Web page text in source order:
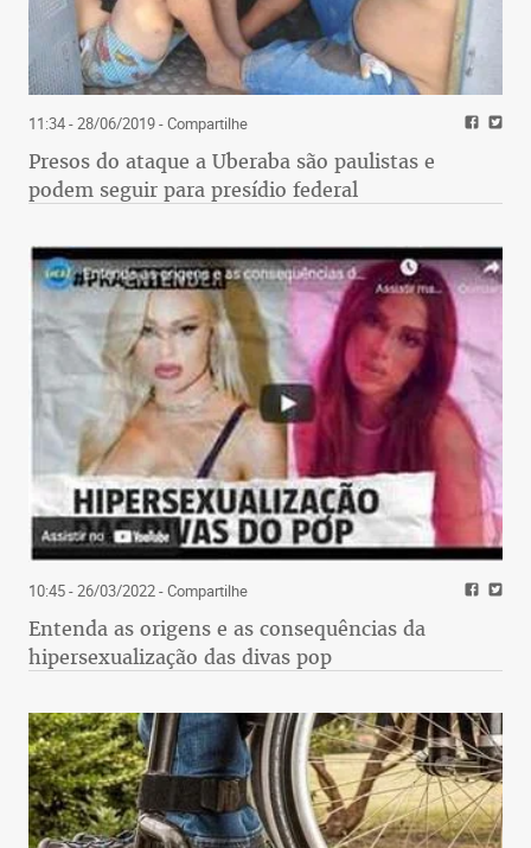
11:34 - 28/06/2019- Compartilhe
Presos do ataque a Uberaba são paulistas e
podem seguir para presídio federal
10:45 - 26/03/2022- Compartilhe
Entenda as origens e as consequências da
hipersexualização das divas pop